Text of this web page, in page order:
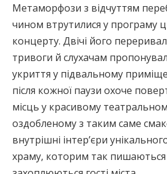
Метаморфози з відчуттям
чином втрутилися у програму
концерту. Двічі його
тривоги й слухачам
укриття у підвальному
після кожної паузи охоче
місць у красивому
оздобленому з таким саме
внутрішні інтер’єри
храму, которим так пишаються